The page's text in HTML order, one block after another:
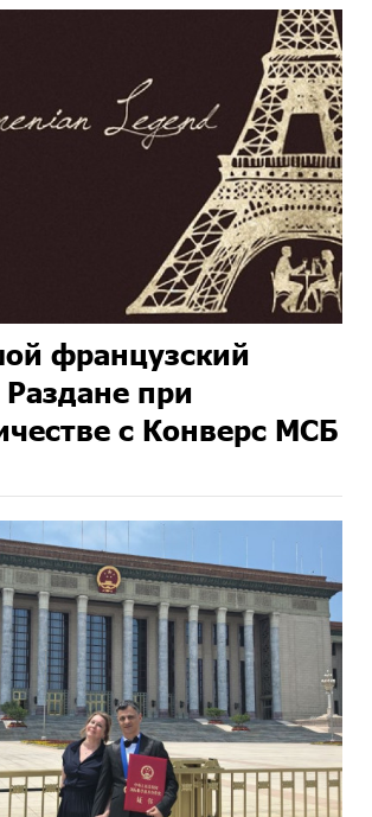
французский
Раздане при
с Конверс МСБ